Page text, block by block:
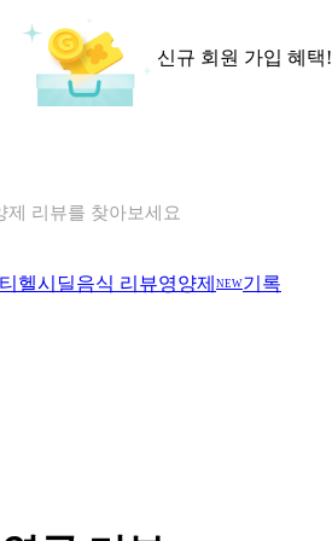
신규 회원 가입 혜택!
양성분을 검색해보세요
헬시딜음식 리뷰영양제 NEW기록